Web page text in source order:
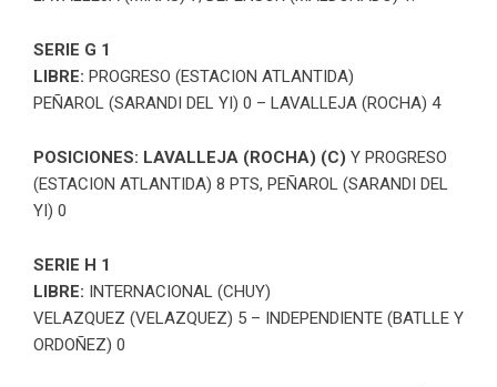
SERIE G 1
LIBRE: PROGRESO (ESTACION ATLANTIDA)
PEÑAROL (SARANDI DEL YI) 0 – LAVALLEJA (ROCHA) 4
POSICIONES: LAVALLEJA (ROCHA) (C) Y PROGRESO
(ESTACION ATLANTIDA) 8 PTS, PEÑAROL (SARANDI DEL
YI) 0
SERIE H 1
LIBRE: INTERNACIONAL (CHUY)
VELAZQUEZ (VELAZQUEZ) 5 – INDEPENDIENTE (BATLLE Y
ORDOÑEZ) 0